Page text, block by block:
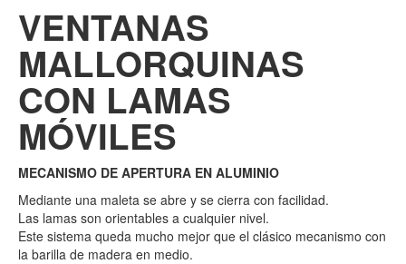
VENTANAS
MALLORQUINAS
CON LAMAS
MÓVILES
MECANISMO DE APERTURA EN ALUMINIO
Mediante una maleta se abre y se cierra con facilidad.
Las lamas son orientables a cualquier nivel.
Este sistema queda mucho mejor que el clásico mecanismo con
la barilla de madera en medio.